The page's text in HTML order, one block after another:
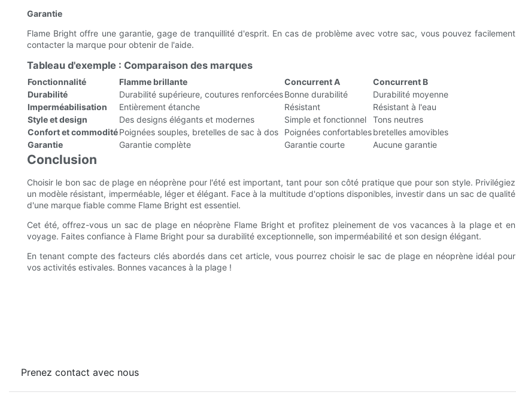
Garantie
Flame Bright offre une garantie, gage de tranquillité d'esprit. En cas de problème avec votre sac, vous pouvez facilement
contacter la marque pour obtenir de l'aide.
Tableau d'exemple : Comparaison des marques
Fonctionnalité Flamme brillante Concurrent A
Concurrent B
Durabilité
Durabilité supérieure, coutures renforcéesBonne durabilité
Durabilité moyenne
Imperméabilisation
Entièrement étanche Résistant
Résistant à l'eau
Style et design
Des designs élégants et modernes Simple et fonctionnel
Tons neutres
Confort et commoditéPoignées souples, bretelles de sac à dos Poignées confortablesbretelles amovibles
Garantie
Garantie complète Garantie courte Aucune garantie
Conclusion
Choisir le bon sac de plage en néoprène pour l'été est important, tant pour son côté pratique que pour son style. Privilégiez
un modèle résistant, imperméable, léger et élégant. Face à la multitude d'options disponibles, investir dans un sac de qualité
d'une marque fiable comme Flame Bright est essentiel.
Cet été, offrez-vous un sac de plage en néoprène Flame Bright et profitez pleinement de vos vacances à la plage et en
voyage. Faites confiance à Flame Bright pour sa durabilité exceptionnelle, son imperméabilité et son design élégant.
En tenant compte des facteurs clés abordés dans cet article, vous pourrez choisir le sac de plage en néoprène idéal pour
vos activités estivales. Bonnes vacances à la plage !
Prenez contact avec nous